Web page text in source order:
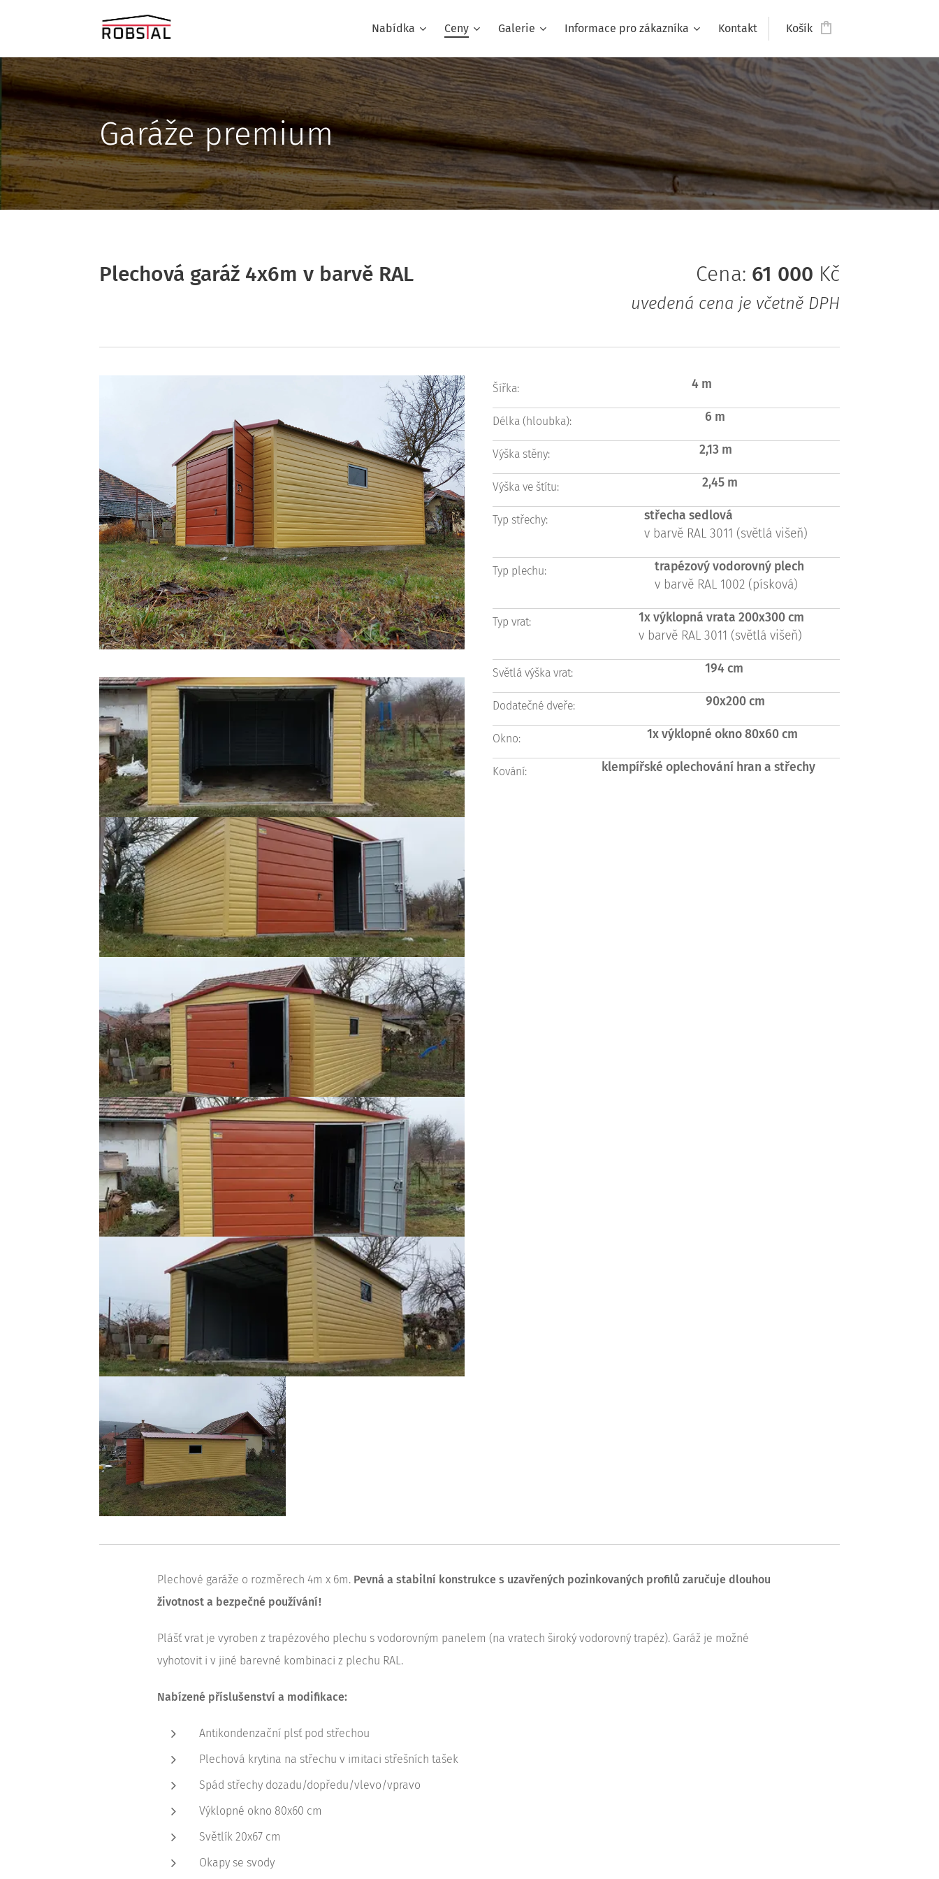
Nabídka Ceny Galerie Informace pro zákazníka Kontakt Košík
Garáže premium
Plechová garáž 4x6m v barvě RAL Cena: 61 000 Kč
uvedená cena je včetně DPH
Šířka: 4 m
Délka (hloubka): 6 m
Výška stěny: 2,13 m
Výška ve štítu: 2,45 m
Typ střechy:
střecha sedlová
v barvě RAL 3011 (světlá višeň)
Typ plechu:
trapézový vodorovný plech
v barvě RAL 1002 (písková)
Typ vrat:
1x výklopná vrata 200x300 cm
v barvě RAL 3011 (světlá višeň)
Světlá výška vrat: 194 cm
Dodatečné dveře: 90x200 cm
Okno: 1x výklopné okno 80x60 cm
Kování: klempířské oplechování hran a střechy
Plechové garáže o rozměrech 4m x 6m. Pevná a stabilní konstrukce s uzavřených pozinkovaných profilů zaručuje dlouhou
životnost a bezpečné používání!
Plášť vrat je vyroben z trapézového plechu s vodorovným panelem (na vratech široký vodorovný trapéz). Garáž je možné
vyhotovit i v jiné barevné kombinaci z plechu RAL.
Nabízené příslušenství a modifikace:
Antikondenzační plsť pod střechou
Plechová krytina na střechu v imitaci střešních tašek
Spád střechy dozadu/dopředu/vlevo/vpravo
Výklopné okno 80x60 cm
Světlík 20x67 cm
Okapy se svody